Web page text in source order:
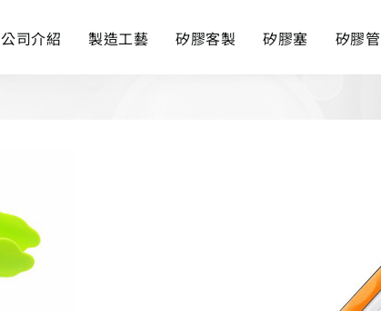
公司介紹 製造工藝 矽膠客製 矽膠塞 矽膠管